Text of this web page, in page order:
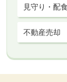
見守り・配
不動産売却